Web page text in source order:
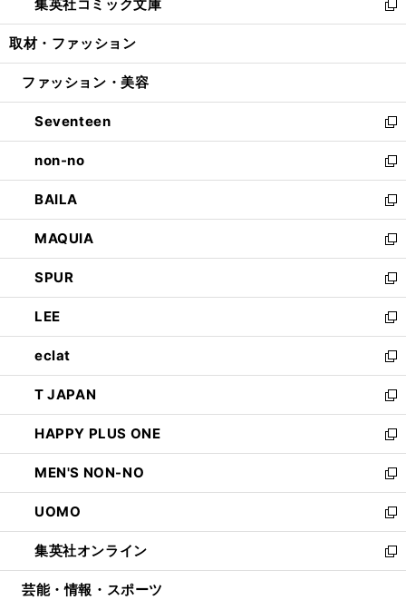
く
で
開
ド
ウ
開
ィ
ン
ウ
開
く
い
ウ
ン
ウ
で
開
く
集英社コミック文庫
新
し
ウ
ン
ド
ウ
で
開
く
取材・ファッション
ファッション・美容
Seventeen
新
し
い
ウ
ィ
ン
ド
ウ
で
開
く
non-no
新
し
い
ウ
ィ
ン
ド
ウ
で
開
く
BAILA
新
し
い
ウ
ィ
ン
ド
ウ
で
開
く
MAQUIA
新
し
い
ウ
ィ
ン
ド
ウ
で
開
く
SPUR
新
し
い
ウ
ィ
ン
ド
ウ
で
開
く
LEE
新
し
い
ウ
ィ
ン
ド
ウ
で
開
く
eclat
新
し
い
ウ
ィ
ン
ド
ウ
で
開
く
T JAPAN
新
し
い
ウ
ィ
ン
ド
ウ
で
開
HAPPY PLUS ONE
新
し
い
ウ
ィ
ン
ド
ウ
MEN'S NON-NO
新
し
い
ウ
ィ
ン
UOMO
新
し
い
ウ
集英社オンライン
新
し
芸能・情報・スポーツ